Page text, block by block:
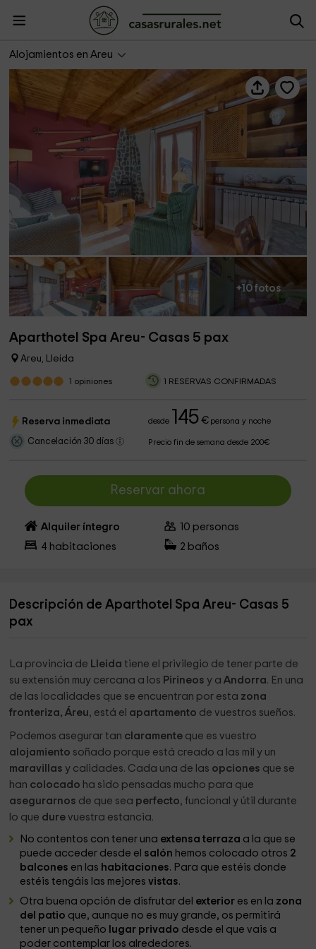
Alojamientos en Areu
Aparthotel Spa Areu- Casas 5 pax
+10 fotos
Aparthotel Spa Areu- Casas 5 pax
Areu, Lleida
1 opiniones 1 RESERVAS CONFIRMADAS
Reserva inmediata desde 145 €persona y noche
Cancelación 30 días Precio fin de semana desde 200€
Reservar ahora
Alquiler íntegro 10 personas
4 habitaciones 2 baños
Descripción de Aparthotel Spa Areu- Casas 5
pax
La provincia de Lleida tiene el privilegio de tener parte de
su extensión muy cercana a los Pirineos y aAndorra. En una
de las localidades que se encuentran por esta zona
fronteriza, Áreu, está el apartamento de vuestros sueños.
Podemos asegurar tan claramente que es vuestro
alojamiento soñado porque está creado a las mil y un
maravillas y calidades. Cada una de las opciones que se
han colocado ha sido pensadas mucho para que
asegurarnos de que sea perfecto, funcional y útil durante
lo que durevuestra estancia.
No contentos con tener una extensa terraza a la que se
puede acceder desde el salón hemos colocado otros 2
balcones en las habitaciones. Para que estéis donde
estéis tengáis las mejoresvistas.
Otra buena opción de disfrutar del exterior es en la zona
del patio que, aunque no es muy grande, os permitirá
tener un pequeño lugar privado desde el que vais a
poder contemplar los alrededores.